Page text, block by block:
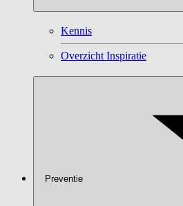
Kennis
Overzicht Inspiratie
Preventie